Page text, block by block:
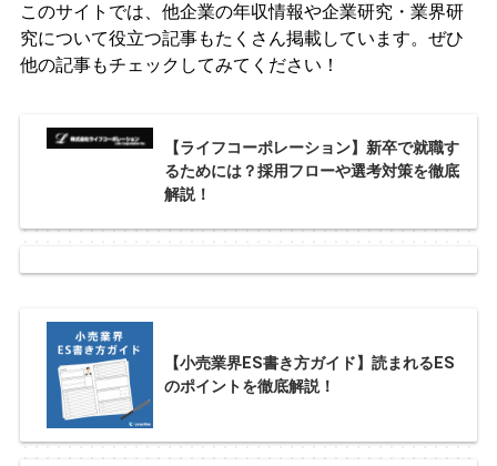
このサイトでは、他企業の年収情報や企業研究・業界研
究について役立つ記事もたくさん掲載しています。ぜひ
他の記事もチェックしてみてください！
【ライフコーポレーション】新卒で就職す
るためには？採用フローや選考対策を徹底
解説！
【小売業界ES書き方ガイド】読まれるES
のポイントを徹底解説！